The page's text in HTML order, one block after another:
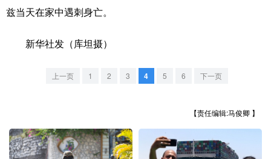
地方频道
辽宁 吉林 上海 江苏
浙江 安徽 福建 江西
兹当天在家中遇刺身亡。
新华社发（库坦摄）
上一页 1 2 3 4 5 6 下一页
【责任编辑:马俊卿 】